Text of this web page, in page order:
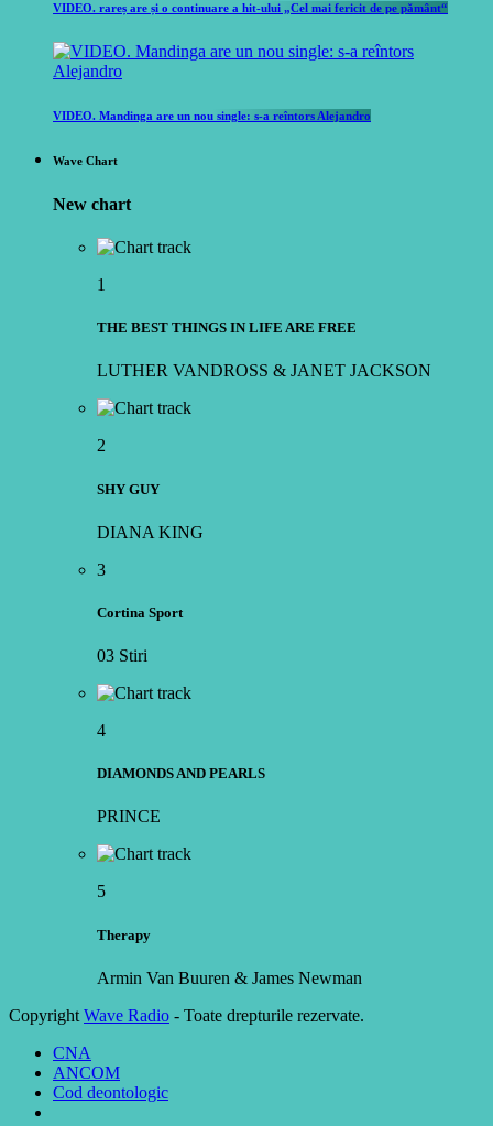
VIDEO. rareș are și o continuare a hit-ului „Cel mai fericit de pe pământ“
VIDEO. Mandinga are un nou single: s-a reîntors Alejandro
Wave Chart
New chart
1
THE BEST THINGS IN LIFE ARE FREE
LUTHER VANDROSS & JANET JACKSON
2
SHY GUY
DIANA KING
3
Cortina Sport
03 Stiri
4
DIAMONDS AND PEARLS
PRINCE
5
Therapy
Armin Van Buuren & James Newman
Copyright Wave Radio - Toate drepturile rezervate.
CNA
ANCOM
Cod deontologic